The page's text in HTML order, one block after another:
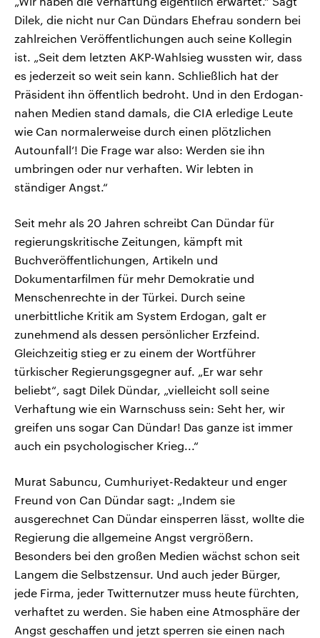
Dilek, die nicht nur Can Dündars Ehefrau sondern bei
zahlreichen Veröffentlichungen auch seine Kollegin
ist. „Seit dem letzten AKP-Wahlsieg wussten wir, dass
es jederzeit so weit sein kann. Schließlich hat der
Präsident ihn öffentlich bedroht. Und in den Erdogan-
nahen Medien stand damals, die CIA erledige Leute
wie Can normalerweise durch einen plötzlichen
Autounfall‘! Die Frage war also: Werden sie ihn
umbringen oder nur verhaften. Wir lebten in
ständiger Angst.“
Seit mehr als 20 Jahren schreibt Can Dündar für
regierungskritische Zeitungen, kämpft mit
Buchveröffentlichungen, Artikeln und
Dokumentarfilmen für mehr Demokratie und
Menschenrechte in der Türkei. Durch seine
unerbittliche Kritik am System Erdogan, galt er
zunehmend als dessen persönlicher Erzfeind.
Gleichzeitig stieg er zu einem der Wortführer
türkischer Regierungsgegner auf. „Er war sehr
beliebt“, sagt Dilek Dündar, „vielleicht soll seine
Verhaftung wie ein Warnschuss sein: Seht her, wir
greifen uns sogar Can Dündar! Das ganze ist immer
auch ein psychologischer Krieg...“
Murat Sabuncu, Cumhuriyet-Redakteur und enger
Freund von Can Dündar sagt: „Indem sie
ausgerechnet Can Dündar einsperren lässt, wollte die
Regierung die allgemeine Angst vergrößern.
Besonders bei den großen Medien wächst schon seit
Langem die Selbstzensur. Und auch jeder Bürger,
jede Firma, jeder Twitternutzer muss heute fürchten,
verhaftet zu werden. Sie haben eine Atmosphäre der
Angst geschaffen und jetzt sperren sie einen nach